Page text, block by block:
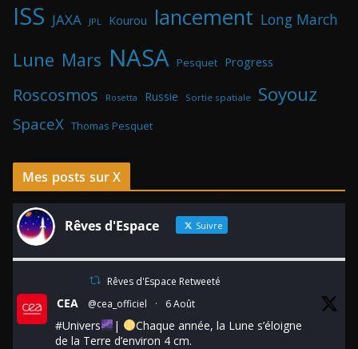
ISS JAXA JPL Kourou lancement Long March
Lune Mars NASA Pesquet Progress
Roscosmos Rosetta Russie Sortie spatiale Soyouz
SpaceX Thomas Pesquet
Mes posts sur X
Rêves d'Espace Suivre
Rêves d'Espace Retweeté
CEA @cea_officiel · 6 Août
#Univers |
Chaque année, la Lune s’éloigne
de la Terre d’environ 4 cm.